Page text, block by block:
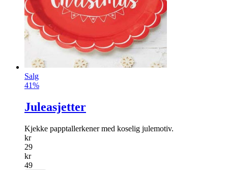
Salg
41%
Juleasjetter
Kjekke papptallerkener med koselig julemotiv.
kr
29
kr
49